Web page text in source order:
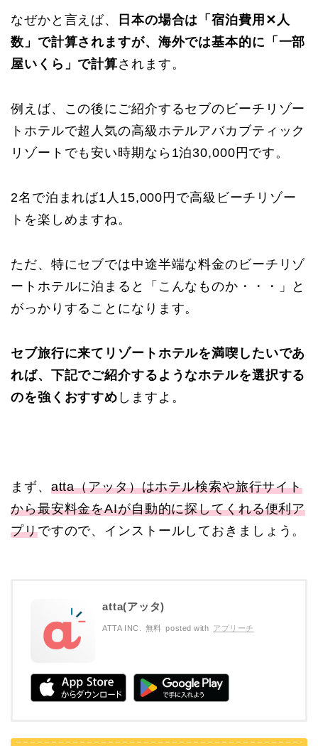
なぜかと言えば、
日本の場合は「宿泊費用✕人
数」で計算されますが、海外では基本的に「一部
屋いくら」で計算されます。
例えば、この後にご紹介するセブのビーチリゾー
トホテルで超人気の高級ホテルアバカブティック
リゾートでも安い時期なら1泊30,000円です。
2名で泊まれば1人15,000円で高級ビーチリゾー
トを楽しめますね。
ただ、特にセブでは中途半端な料金のビーチリゾ
ートホテルに泊まると「こんなものか・・・」と
がっかりすることになります。
セブ旅行に来てリゾートホテルを満喫したいであ
れば、下記でご紹介するようなホテルを選択する
のを強くおすすめ しますよ。
まず、 atta（アッタ）はホテル検索や旅行サイト
から最安料金をAIが自動的に探してくれる便利ア
プリですので、インストールしておきましょう。
atta(アッタ)
ATTA INC. 無料 posted with アプリーチ